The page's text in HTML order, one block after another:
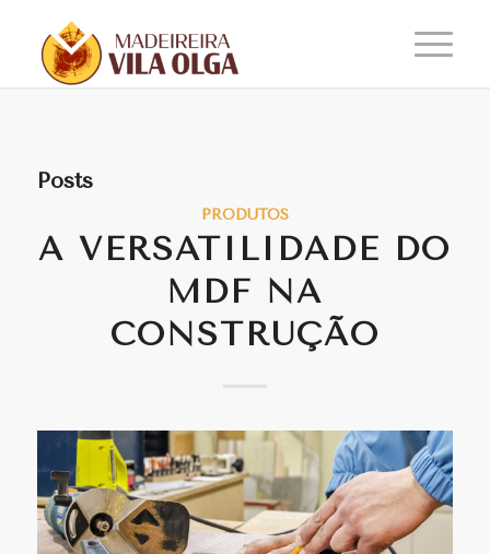
Posts
PRODUTOS
A VERSATILIDADE DO
MDF NA
CONSTRUÇÃO